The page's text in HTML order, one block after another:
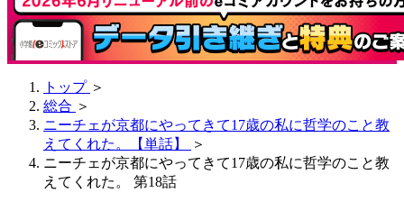
トップ ＞
総合 ＞
ニーチェが京都にやってきて17歳の私に哲学のこと教
えてくれた。【単話】
＞
ニーチェが京都にやってきて17歳の私に哲学のこと教
えてくれた。 第18話